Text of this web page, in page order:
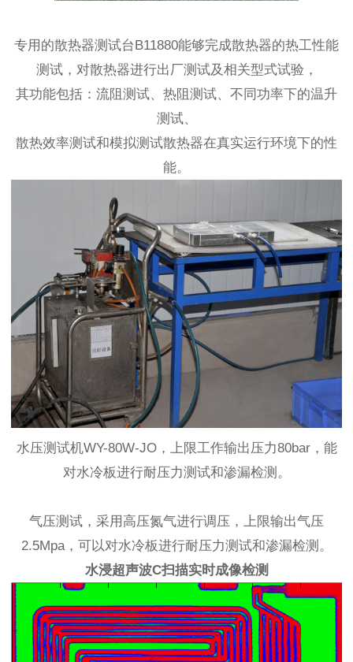
专用的散热器测试台B11880能够完成散热器的热工性能
测试，对散热器进行出厂测试及相关型式试验，
其功能包括：流阻测试、热阻测试、不同功率下的温升
测试、
散热效率测试和模拟测试散热器在真实运行环境下的性
能。
水压测试机WY-80W-JO，上限工作输出压力80bar，能
对水冷板进行耐压力测试和渗漏检测。
气压测试，采用高压氮气进行调压，上限输出气压
2.5Mpa，可以对水冷板进行耐压力测试和渗漏检测。
水浸超声波C扫描实时成像检测